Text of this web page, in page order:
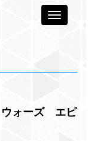
Toggle
ォーズ エピ